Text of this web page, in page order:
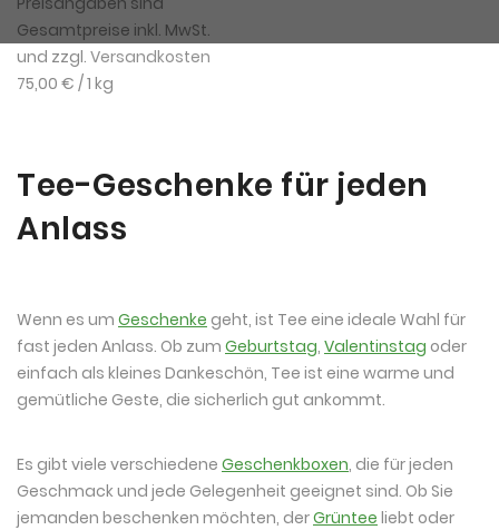
Gesamtpreise inkl. MwSt.
und zzgl. Versandkosten
75,00 € / 1 kg
Tee-Geschenke für jeden
Anlass
Wenn es um Geschenke geht, ist Tee eine ideale Wahl für
fast jeden Anlass. Ob zum Geburtstag, Valentinstag oder
einfach als kleines Dankeschön, Tee ist eine warme und
gemütliche Geste, die sicherlich gut ankommt.
Es gibt viele verschiedene Geschenkboxen, die für jeden
Geschmack und jede Gelegenheit geeignet sind. Ob Sie
jemanden beschenken möchten, derGrüntee liebt oder